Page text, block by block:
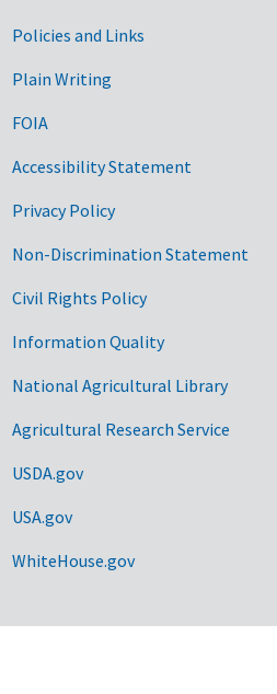
Government Links
Policies and Links
Plain Writing
FOIA
Accessibility Statement
Privacy Policy
Non-Discrimination Statement
Civil Rights Policy
Information Quality
National Agricultural Library
Agricultural Research Service
USDA.gov
USA.gov
WhiteHouse.gov